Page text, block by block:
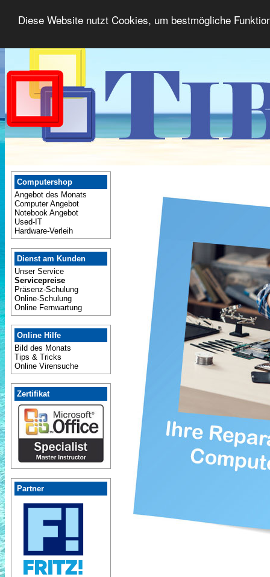
Diese Website nutzt Cookies, um bestmögliche
Computershop
Angebot des Monats
Computer Angebot
Notebook Angebot
Used-IT
Hardware-Verleih
Dienst am Kunden
Unser Service
Servicepreise
Präsenz-Schulung
Online-Schulung
Online Fernwartung
Online Hilfe
Bild des Monats
Tips & Tricks
Online Virensuche
Zertifikat
Partner